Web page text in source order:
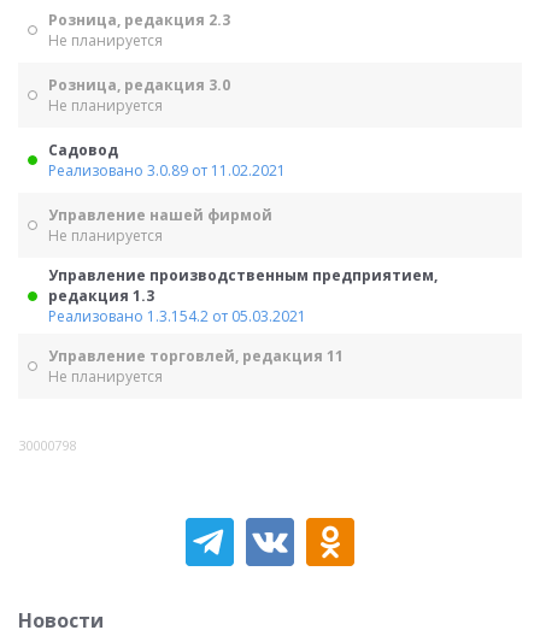
Розница, редакция 2.3
Не планируется
Розница, редакция 3.0
Не планируется
Садовод
Реализовано 3.0.89 от 11.02.2021
Управление нашей фирмой
Не планируется
Управление производственным предприятием,
редакция 1.3
Реализовано 1.3.154.2 от 05.03.2021
Управление торговлей, редакция 11
Не планируется
30000798
Новости